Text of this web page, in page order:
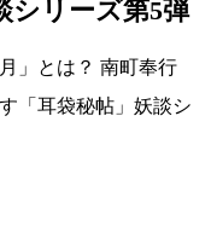
シリーズ第5弾
」とは？ 南町奉行
「耳袋秘帖」妖談シ